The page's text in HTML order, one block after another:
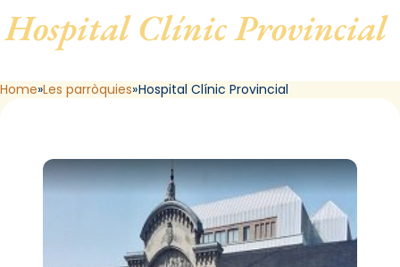
Hospital Clínic Provincial,
Home Les parròquies Hospital Clínic Provincial